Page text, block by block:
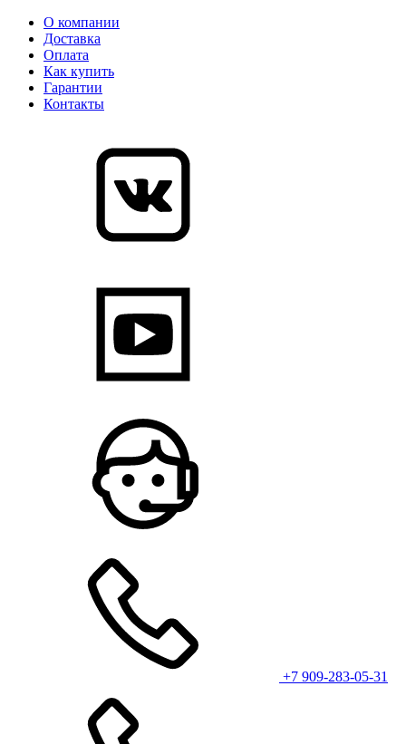
О компании
Доставка
Оплата
Как купить
Гарантии
Контакты
+7 909-283-05-31